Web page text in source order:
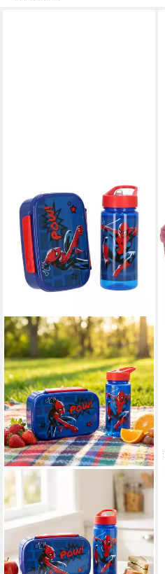
MARVEL
Lunchbox Marvel Spiderman
Kinder 2 teiliges Set Brotdose
Trinkflasche 500 ml, (2-tlg)
19,90 €
lieferbar - in 4-5 Werktagen bei dir